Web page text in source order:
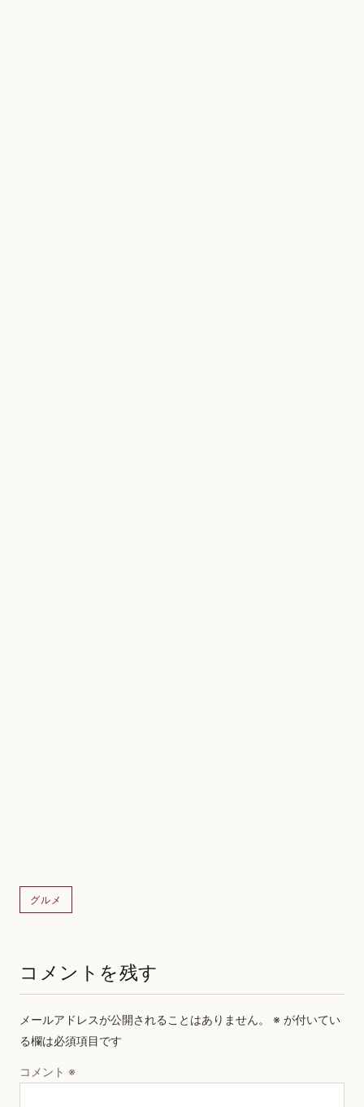
グルメ
コメントを残す
メールアドレスが公開されることはありません。 ※ が付いてい
る欄は必須項目です
コメント ※